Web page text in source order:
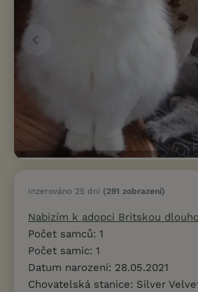
Inzerováno 25 dní (291 zobrazení)
Nabízím k adopci Britskou
Počet samců: 1
Počet samic: 1
Datum narození: 28.05.2021
Chovatelská stanice: Silver